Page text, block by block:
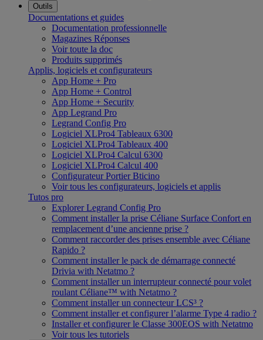
Outils
Documentations et guides
Documentation professionnelle
Magazines Réponses
Voir toute la doc
Produits supprimés
Applis, logiciels et configurateurs
App Home + Pro
App Home + Control
App Home + Security
App Legrand Pro
Legrand Config Pro
Logiciel XLPro4 Tableaux 6300
Logiciel XLPro4 Tableaux 400
Logiciel XLPro4 Calcul 6300
Logiciel XLPro4 Calcul 400
Configurateur Portier Bticino
Voir tous les configurateurs, logiciels et applis
Tutos pro
Explorer Legrand Config Pro
Comment installer la prise Céliane Surface Confort en
remplacement d’une ancienne prise ?
Comment raccorder des prises ensemble avec Céliane
Rapido ?
Comment installer le pack de démarrage connecté
Drivia with Netatmo ?
Comment installer un interrupteur connecté pour volet
roulant Céliane™ with Netatmo ?
Comment installer un connecteur LCS³ ?
Comment installer et configurer l’alarme Type 4 radio ?
Installer et configurer le Classe 300EOS with Netatmo
Voir tous les tutoriels